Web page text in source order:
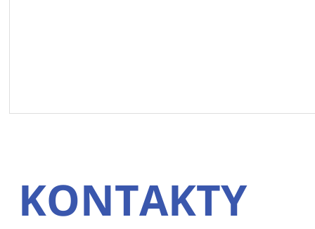
KONTAKTY